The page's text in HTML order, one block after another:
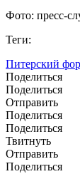
Фото: пресс-
Теги:
Питерский
Поделиться
Поделиться
Отправить
Поделиться
Поделиться
Твитнуть
Отправить
Поделиться